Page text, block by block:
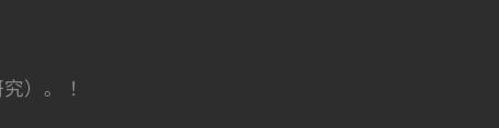
）。 ！